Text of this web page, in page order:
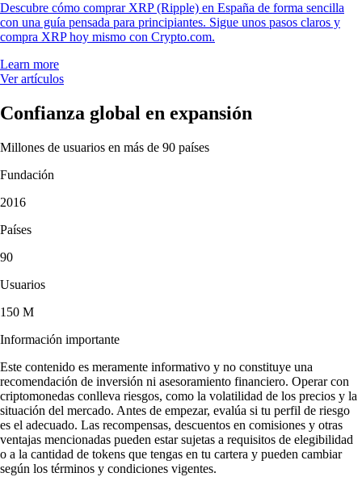
Descubre cómo comprar XRP (Ripple) en España de forma sencilla
con una guía pensada para principiantes. Sigue unos pasos claros y
compra XRP hoy mismo con Crypto.com.
Learn more
Ver artículos
Confianza global en expansión
Millones de usuarios en más de 90 países
Fundación
2016
Países
90
Usuarios
150 M
Información importante
Este contenido es meramente informativo y no constituye una
recomendación de inversión ni asesoramiento financiero. Operar con
criptomonedas conlleva riesgos, como la volatilidad de los precios y la
situación del mercado. Antes de empezar, evalúa si tu perfil de riesgo
es el adecuado. Las recompensas, descuentos en comisiones y otras
ventajas mencionadas pueden estar sujetas a requisitos de elegibilidad
o a la cantidad de tokens que tengas en tu cartera y pueden cambiar
según los términos y condiciones vigentes.